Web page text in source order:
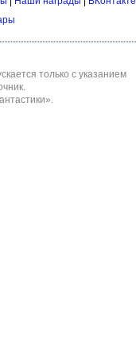
только с указанием
.